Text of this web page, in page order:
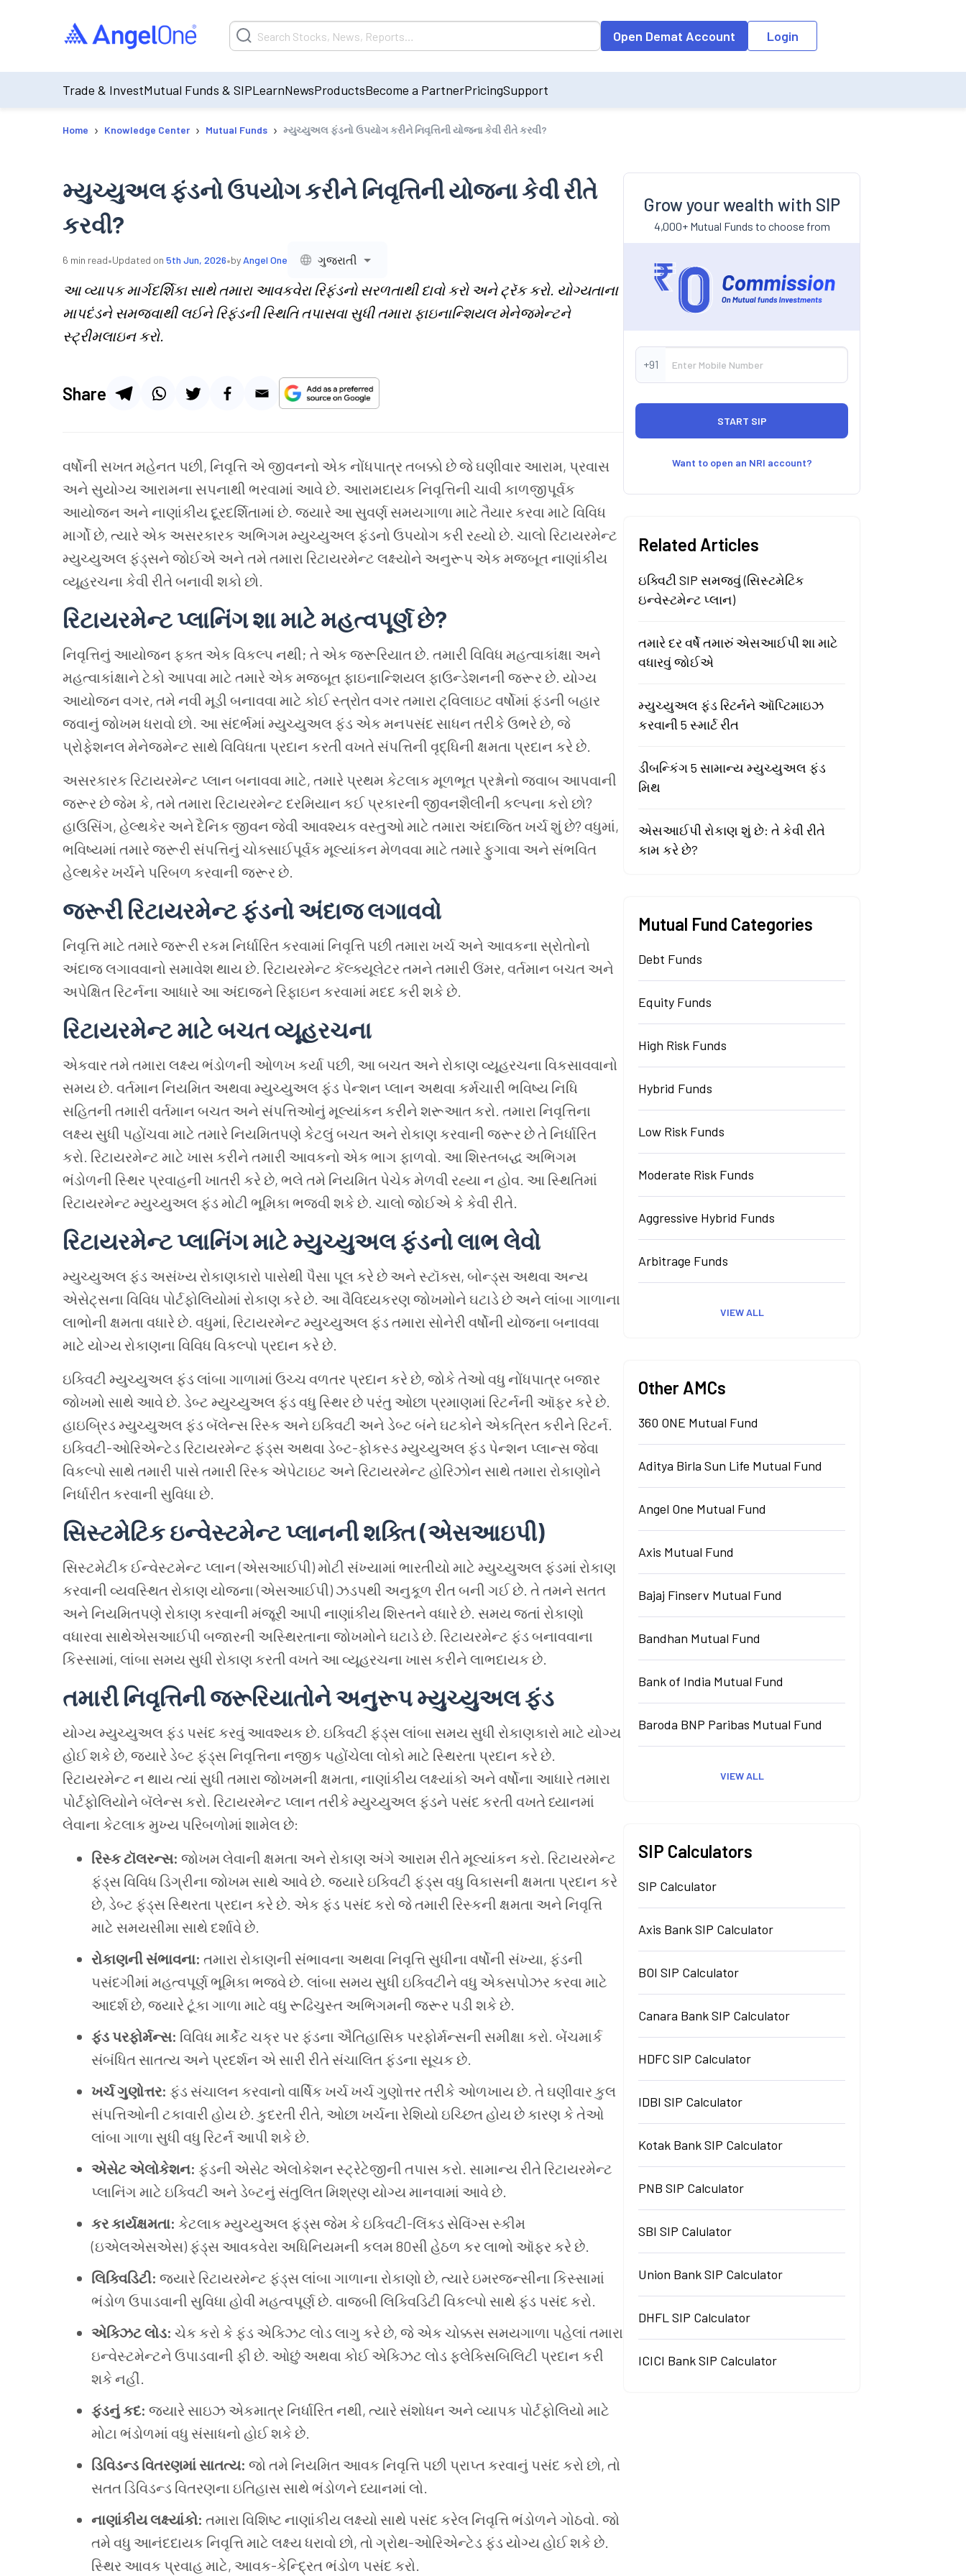
Open Demat Account Login
Trade & InvestMutual Funds & SIPLearnNewsProductsBecome a PartnerPricingSupport
Home › Knowledge Center › Mutual Funds › મ્યુચ્યુઅલ ફંડનો ઉપયોગ કરીને નિવૃત્તિની યોજના કેવી રીતે કરવી?
મ્યુચ્યુઅલ ફંડનો ઉપયોગ કરીને નિવૃત્તિની યોજના કેવી રીતે
કરવી?
6 min read•Updated on 5th Jun, 2026•by Angel One ગુજરાતી
આ વ્યાપક માર્ગદર્શિકા સાથે તમારા આવકવેરા રિફંડનો સરળતાથી દાવો કરો અને ટ્રૅક કરો. યોગ્યતાના
માપદંડને સમજવાથી લઈને રિફંડની સ્થિતિ તપાસવા સુધી તમારા ફાઇનાન્શિયલ મેનેજમેન્ટને
સ્ટ્રીમલાઇન કરો.
Share
વર્ષોની સખત મહેનત પછી, નિવૃત્તિ એ જીવનનો એક નોંધપાત્ર તબક્કો છે જે ઘણીવાર આરામ, પ્રવાસ
અને સુયોગ્ય આરામના સપનાથી ભરવામાં આવે છે. આરામદાયક નિવૃત્તિની ચાવી કાળજીપૂર્વક
આયોજન અને નાણાંકીય દૂરદર્શિતામાં છે. જ્યારે આ સુવર્ણ સમયગાળા માટે તૈયાર કરવા માટે વિવિધ
માર્ગો છે, ત્યારે એક અસરકારક અભિગમ મ્યુચ્યુઅલ ફંડનો ઉપયોગ કરી રહ્યો છે. ચાલો રિટાયરમેન્ટ
મ્યુચ્યુઅલ ફંડ્સને જોઈએ અને તમે તમારા રિટાયરમેન્ટ લક્ષ્યોને અનુરૂપ એક મજબૂત નાણાંકીય
વ્યૂહરચના કેવી રીતે બનાવી શકો છો.
રિટાયરમેન્ટ પ્લાનિંગ શા માટે મહત્વપૂર્ણ છે?
નિવૃત્તિનું આયોજન ફક્ત એક વિકલ્પ નથી; તે એક જરૂરિયાત છે. તમારી વિવિધ મહત્વાકાંક્ષા અને
મહત્વાકાંક્ષાને ટેકો આપવા માટે તમારે એક મજબૂત ફાઇનાન્શિયલ ફાઉન્ડેશનની જરૂર છે. યોગ્ય
આયોજન વગર, તમે નવી મૂડી બનાવવા માટે કોઈ સ્ત્રોત વગર તમારા ટ્વિલાઇટ વર્ષોમાં ફંડની બહાર
જવાનું જોખમ ધરાવો છો. આ સંદર્ભમાં મ્યુચ્યુઅલ ફંડ એક મનપસંદ સાધન તરીકે ઉભરે છે, જે
પ્રોફેશનલ મેનેજમેન્ટ સાથે વિવિધતા પ્રદાન કરતી વખતે સંપત્તિની વૃદ્ધિની ક્ષમતા પ્રદાન કરે છે.
અસરકારક રિટાયરમેન્ટ પ્લાન બનાવવા માટે, તમારે પ્રથમ કેટલાક મૂળભૂત પ્રશ્નોનો જવાબ આપવાની
જરૂર છે જેમ કે, તમે તમારા રિટાયરમેન્ટ દરમિયાન કઈ પ્રકારની જીવનશૈલીની કલ્પના કરો છો?
હાઉસિંગ, હેલ્થકેર અને દૈનિક જીવન જેવી આવશ્યક વસ્તુઓ માટે તમારા અંદાજિત ખર્ચ શું છે? વધુમાં,
ભવિષ્યમાં તમારે જરૂરી સંપત્તિનું ચોક્સાઈપૂર્વક મૂલ્યાંકન મેળવવા માટે તમારે ફુગાવા અને સંભવિત
હેલ્થકેર ખર્ચને પરિબળ કરવાની જરૂર છે.
જરૂરી રિટાયરમેન્ટ ફંડનો અંદાજ લગાવવો
નિવૃત્તિ માટે તમારે જરૂરી રકમ નિર્ધારિત કરવામાં નિવૃત્તિ પછી તમારા ખર્ચ અને આવકના સ્રોતોનો
અંદાજ લગાવવાનો સમાવેશ થાય છે. રિટાયરમેન્ટ કૅલ્ક્યૂલેટર તમને તમારી ઉંમર, વર્તમાન બચત અને
અપેક્ષિત રિટર્નના આધારે આ અંદાજને રિફાઇન કરવામાં મદદ કરી શકે છે.
રિટાયરમેન્ટ માટે બચત વ્યૂહરચના
એકવાર તમે તમારા લક્ષ્ય ભંડોળની ઓળખ કર્યા પછી, આ બચત અને રોકાણ વ્યૂહરચના વિકસાવવાનો
સમય છે. વર્તમાન નિયમિત અથવા મ્યુચ્યુઅલ ફંડ પેન્શન પ્લાન અથવા કર્મચારી ભવિષ્ય નિધિ
સહિતની તમારી વર્તમાન બચત અને સંપત્તિઓનું મૂલ્યાંકન કરીને શરૂઆત કરો. તમારા નિવૃત્તિના
લક્ષ્ય સુધી પહોંચવા માટે તમારે નિયમિતપણે કેટલું બચત અને રોકાણ કરવાની જરૂર છે તે નિર્ધારિત
કરો. રિટાયરમેન્ટ માટે ખાસ કરીને તમારી આવકનો એક ભાગ ફાળવો. આ શિસ્તબદ્ધ અભિગમ
ભંડોળની સ્થિર પ્રવાહની ખાતરી કરે છે, ભલે તમે નિયમિત પેચેક મેળવી રહ્યા ન હોવ. આ સ્થિતિમાં
રિટાયરમેન્ટ મ્યુચ્યુઅલ ફંડ મોટી ભૂમિકા ભજવી શકે છે. ચાલો જોઈએ કે કેવી રીતે.
રિટાયરમેન્ટ પ્લાનિંગ માટે મ્યુચ્યુઅલ ફંડનો લાભ લેવો
મ્યુચ્યુઅલ ફંડ અસંખ્ય રોકાણકારો પાસેથી પૈસા પૂલ કરે છે અને સ્ટૉક્સ, બોન્ડ્સ અથવા અન્ય
એસેટ્સના વિવિધ પોર્ટફોલિયોમાં રોકાણ કરે છે. આ વૈવિધ્યકરણ જોખમોને ઘટાડે છે અને લાંબા ગાળાના
લાભોની ક્ષમતા વધારે છે. વધુમાં, રિટાયરમેન્ટ મ્યુચ્યુઅલ ફંડ તમારા સોનેરી વર્ષોની યોજના બનાવવા
માટે યોગ્ય રોકાણના વિવિધ વિકલ્પો પ્રદાન કરે છે.
ઇક્વિટી મ્યુચ્યુઅલ ફંડ લાંબા ગાળામાં ઉચ્ચ વળતર પ્રદાન કરે છે, જોકે તેઓ વધુ નોંધપાત્ર બજાર
જોખમો સાથે આવે છે. ડેબ્ટ મ્યુચ્યુઅલ ફંડ વધુ સ્થિર છે પરંતુ ઓછા પ્રમાણમાં રિટર્નની ઑફર કરે છે.
હાઇબ્રિડ મ્યુચ્યુઅલ ફંડ બૅલેન્સ રિસ્ક અને ઇક્વિટી અને ડેબ્ટ બંને ઘટકોને એકત્રિત કરીને રિટર્ન.
ઇક્વિટી-ઓરિએન્ટેડ રિટાયરમેન્ટ ફંડ્સ અથવા ડેબ્ટ-ફોકસ્ડ મ્યુચ્યુઅલ ફંડ પેન્શન પ્લાન્સ જેવા
વિકલ્પો સાથે તમારી પાસે તમારી રિસ્ક એપેટાઇટ અને રિટાયરમેન્ટ હોરિઝોન સાથે તમારા રોકાણોને
નિર્ધારીત કરવાની સુવિધા છે.
સિસ્ટમેટિક ઇન્વેસ્ટમેન્ટ પ્લાનની શક્તિ (એસઆઇપી)
સિસ્ટમેટીક ઈન્વેસ્ટમેન્ટ પ્લાન (એસઆઈપી) મોટી સંખ્યામાં ભારતીયો માટે મ્યુચ્યુઅલ ફંડમાં રોકાણ
કરવાની વ્યવસ્થિત રોકાણ યોજના (એસઆઈપી) ઝડપથી અનુકૂળ રીત બની ગઈ છે. તે તમને સતત
અને નિયમિતપણે રોકાણ કરવાની મંજૂરી આપી નાણાંકીય શિસ્તને વધારે છે. સમય જતાં રોકાણો
વધારવા સાથેએસઆઈપી બજારની અસ્થિરતાના જોખમોને ઘટાડે છે. રિટાયરમેન્ટ ફંડ બનાવવાના
કિસ્સામાં, લાંબા સમય સુધી રોકાણ કરતી વખતે આ વ્યૂહરચના ખાસ કરીને લાભદાયક છે.
તમારી નિવૃત્તિની જરૂરિયાતોને અનુરૂપ મ્યુચ્યુઅલ ફંડ
યોગ્ય મ્યુચ્યુઅલ ફંડ પસંદ કરવું આવશ્યક છે. ઇક્વિટી ફંડ્સ લાંબા સમય સુધી રોકાણકારો માટે યોગ્ય
હોઈ શકે છે, જ્યારે ડેબ્ટ ફંડ્સ નિવૃત્તિના નજીક પહોંચેલા લોકો માટે સ્થિરતા પ્રદાન કરે છે.
રિટાયરમેન્ટ ન થાય ત્યાં સુધી તમારા જોખમની ક્ષમતા, નાણાંકીય લક્ષ્યાંકો અને વર્ષોના આધારે તમારા
પોર્ટફોલિયોને બૅલેન્સ કરો. રિટાયરમેન્ટ પ્લાન તરીકે મ્યુચ્યુઅલ ફંડને પસંદ કરતી વખતે ધ્યાનમાં
લેવાના કેટલાક મુખ્ય પરિબળોમાં શામેલ છે:
રિસ્ક ટૉલરન્સ: જોખમ લેવાની ક્ષમતા અને રોકાણ અંગે આરામ રીતે મૂલ્યાંકન કરો. રિટાયરમેન્ટ
ફંડ્સ વિવિધ ડિગ્રીના જોખમ સાથે આવે છે. જ્યારે ઇક્વિટી ફંડ્સ વધુ વિકાસની ક્ષમતા પ્રદાન કરે
છે, ડેબ્ટ ફંડ્સ સ્થિરતા પ્રદાન કરે છે. એક ફંડ પસંદ કરો જે તમારી રિસ્કની ક્ષમતા અને નિવૃત્તિ
માટે સમયસીમા સાથે દર્શાવે છે.
રોકાણની સંભાવના: તમારા રોકાણની સંભાવના અથવા નિવૃત્તિ સુધીના વર્ષોની સંખ્યા, ફંડની
પસંદગીમાં મહત્વપૂર્ણ ભૂમિકા ભજવે છે. લાંબા સમય સુધી ઇક્વિટીને વધુ એક્સપોઝર કરવા માટે
આદર્શ છે, જ્યારે ટૂંકા ગાળા માટે વધુ રૂઢિચુસ્ત અભિગમની જરૂર પડી શકે છે.
ફંડ પરફોર્મન્સ: વિવિધ માર્કેટ ચક્ર પર ફંડના ઐતિહાસિક પરફોર્મન્સની સમીક્ષા કરો. બેંચમાર્ક
સંબંધિત સાતત્ય અને પ્રદર્શન એ સારી રીતે સંચાલિત ફંડના સૂચક છે.
ખર્ચ ગુણોત્તર: ફંડ સંચાલન કરવાનો વાર્ષિક ખર્ચ ખર્ચ ગુણોત્તર તરીકે ઓળખાય છે. તે ઘણીવાર કુલ
સંપત્તિઓની ટકાવારી હોય છે. કુદરતી રીતે, ઓછા ખર્ચના રેશિયો ઇચ્છિત હોય છે કારણ કે તેઓ
લાંબા ગાળા સુધી વધુ રિટર્ન આપી શકે છે.
એસેટ એલોકેશન: ફંડની એસેટ એલોકેશન સ્ટ્રેટેજીની તપાસ કરો. સામાન્ય રીતે રિટાયરમેન્ટ
પ્લાનિંગ માટે ઇક્વિટી અને ડેબ્ટનું સંતુલિત મિશ્રણ યોગ્ય માનવામાં આવે છે.
કર કાર્યક્ષમતા: કેટલાક મ્યુચ્યુઅલ ફંડ્સ જેમ કે ઇક્વિટી-લિંક્ડ સેવિંગ્સ સ્કીમ
(ઇએલએસએસ) ફંડ્સ આવકવેરા અધિનિયમની કલમ 80સી હેઠળ કર લાભો ઑફર કરે છે.
લિક્વિડિટી: જ્યારે રિટાયરમેન્ટ ફંડ્સ લાંબા ગાળાના રોકાણો છે, ત્યારે ઇમરજન્સીના કિસ્સામાં
ભંડોળ ઉપાડવાની સુવિધા હોવી મહત્વપૂર્ણ છે. વાજબી લિક્વિડિટી વિકલ્પો સાથે ફંડ પસંદ કરો.
એક્ઝિટ લોડ: ચેક કરો કે ફંડ એક્ઝિટ લોડ લાગુ કરે છે, જે એક ચોક્કસ સમયગાળા પહેલાં તમારા
ઇન્વેસ્ટમેન્ટને ઉપાડવાની ફી છે. ઓછું અથવા કોઈ એક્ઝિટ લોડ ફ્લેક્સિબિલિટી પ્રદાન કરી
શકે નહીં.
ફંડનું કદ: જ્યારે સાઇઝ એકમાત્ર નિર્ધારિત નથી, ત્યારે સંશોધન અને વ્યાપક પોર્ટફોલિયો માટે
મોટા ભંડોળમાં વધુ સંસાધનો હોઈ શકે છે.
ડિવિડન્ડ વિતરણમાં સાતત્ય: જો તમે નિયમિત આવક નિવૃત્તિ પછી પ્રાપ્ત કરવાનું પસંદ કરો છો, તો
સતત ડિવિડન્ડ વિતરણના ઇતિહાસ સાથે ભંડોળને ધ્યાનમાં લો.
નાણાંકીય લક્ષ્યાંકો: તમારા વિશિષ્ટ નાણાંકીય લક્ષ્યો સાથે પસંદ કરેલ નિવૃત્તિ ભંડોળને ગોઠવો. જો
તમે વધુ આનંદદાયક નિવૃત્તિ માટે લક્ષ્ય ધરાવો છો, તો ગ્રોથ-ઓરિએન્ટેડ ફંડ યોગ્ય હોઈ શકે છે.
સ્થિર આવક પ્રવાહ માટે, આવક-કેન્દ્રિત ભંડોળ પસંદ કરો.
Grow your wealth with SIP
4,000+ Mutual Funds to choose from
+91
Want to open an NRI account?
Related Articles
ઇક્વિટી SIP સમજવું (સિસ્ટમેટિક
ઇન્વેસ્ટમેન્ટ પ્લાન)
તમારે દર વર્ષે તમારું એસઆઈપી શા માટે
વધારવું જોઈએ
મ્યુચ્યુઅલ ફંડ રિટર્નને ઑપ્ટિમાઇઝ
કરવાની 5 સ્માર્ટ રીત
ડીબન્કિંગ 5 સામાન્ય મ્યુચ્યુઅલ ફંડ
મિથ
એસઆઈપી રોકાણ શું છે: તે કેવી રીતે
કામ કરે છે?
Mutual Fund Categories
Debt Funds
Equity Funds
High Risk Funds
Hybrid Funds
Low Risk Funds
Moderate Risk Funds
Aggressive Hybrid Funds
Arbitrage Funds
VIEW ALL
Other AMCs
360 ONE Mutual Fund
Aditya Birla Sun Life Mutual Fund
Angel One Mutual Fund
Axis Mutual Fund
Bajaj Finserv Mutual Fund
Bandhan Mutual Fund
Bank of India Mutual Fund
Baroda BNP Paribas Mutual Fund
VIEW ALL
SIP Calculators
SIP Calculator
Axis Bank SIP Calculator
BOI SIP Calculator
Canara Bank SIP Calculator
HDFC SIP Calculator
IDBI SIP Calculator
Kotak Bank SIP Calculator
PNB SIP Calculator
SBI SIP Calulator
Union Bank SIP Calculator
DHFL SIP Calculator
ICICI Bank SIP Calculator